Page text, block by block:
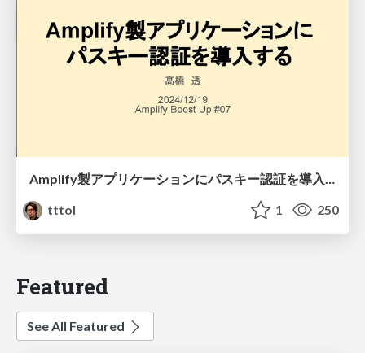
Amplify製アプリケーションにパスキー認証を導入する
tttol
1 250
Featured
See All Featured